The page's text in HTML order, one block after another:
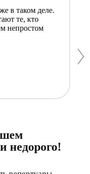
в таком деле.
те, кто
непростом
недорого!